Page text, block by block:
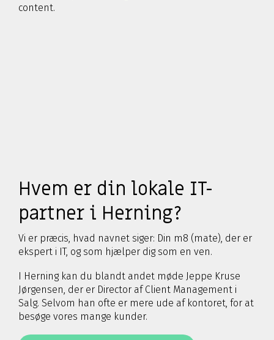
content.
Hvem er din lokale IT-
partner i Herning?
Vi er præcis, hvad navnet siger: Din m8 (mate), der er
ekspert i IT, og som hjælper dig som en ven.
I Herning kan du blandt andet møde Jeppe Kruse
Jørgensen, der er Director af Client Management i
Salg. Selvom han ofte er mere ude af kontoret, for at
besøge vores mange kunder.